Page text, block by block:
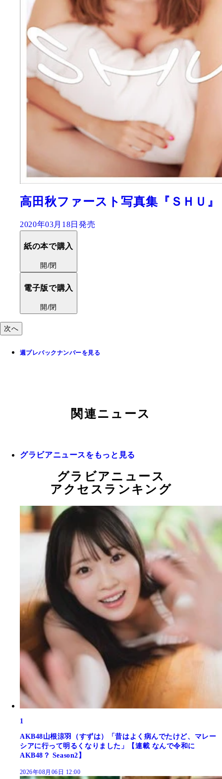
週刊プレイボーイNo.13
2020年03月16日発売
紙の本で購入
開/閉
電子版で購入
開/閉
次へ
週プレバックナンバーを見る
関連ニュース
グラビアニュースをもっと見る
グラビアニュース
アクセスランキング
1
AKB48山根涼羽（すずは）「昔はよく病んでたけど、マレー
シアに行って明るくなりました」【連載 なんで令和に
AKB48？ Season2】
2026年08月06日 12:00